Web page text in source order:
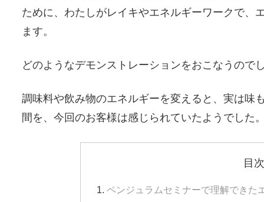
ために、わたしがレイキやエネルギーワークで、
ます。
どのようなデモンストレーションをおこなうので
調味料や飲み物のエネルギーを変えると、実は味
間を、今回のお客様は感じられていたようでした
目
ペンジュラムセミナーで理解できた